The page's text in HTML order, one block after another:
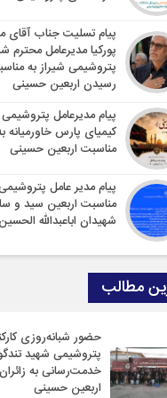
پیام تسلیت جناب آقای
پوركیا مدیرعامل محترم
پتروشیمی شیراز به
رسیدن اربعین حسینی
پیام مدیرعامل پتروشیمی
کیمیای پارس خاورمیانه
مناسبت اربعین حسینی
پیام مدیر عامل
مناسبت اربعین سید و
شهیدان اباعبدالله الحسین
مطالب
حضور شبانه‌روزی
پتروشیمی شهید
خدمت‌رسانی به زائران
اربعین حسینی